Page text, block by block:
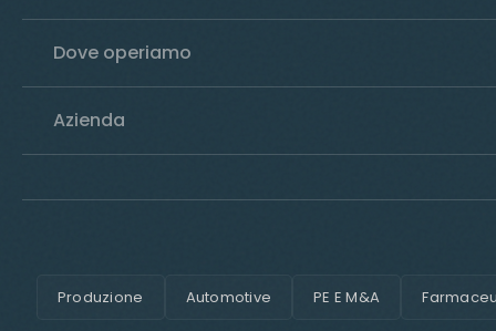
Dove operiamo
Azienda
Produzione Automotive PE E M&A